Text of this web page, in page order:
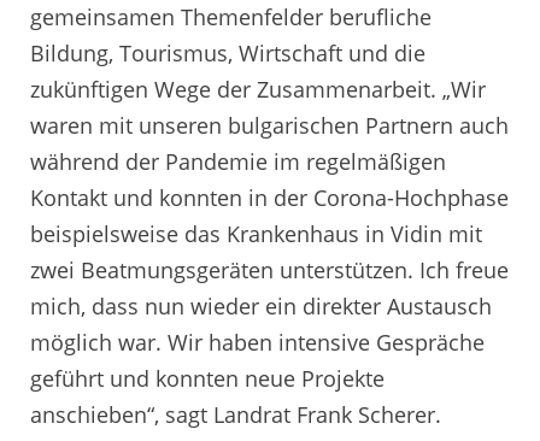
gemeinsamen Themenfelder berufliche
Bildung, Tourismus, Wirtschaft und die
zukünftigen Wege der Zusammenarbeit. „Wir
waren mit unseren bulgarischen Partnern auch
während der Pandemie im regelmäßigen
Kontakt und konnten in der Corona-Hochphase
beispielsweise das Krankenhaus in Vidin mit
zwei Beatmungsgeräten unterstützen. Ich freue
mich, dass nun wieder ein direkter Austausch
möglich war. Wir haben intensive Gespräche
geführt und konnten neue Projekte
anschieben“, sagt Landrat Frank Scherer.